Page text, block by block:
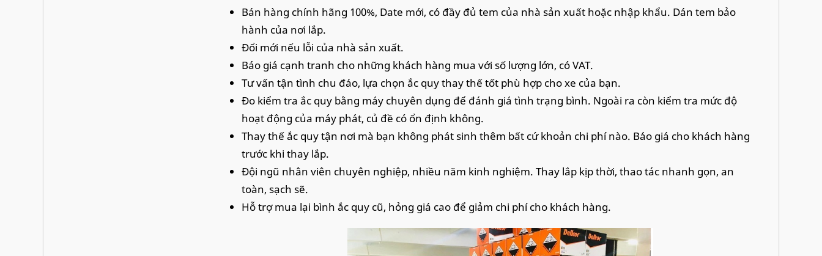
Bán hàng chính hãng 100%, Date mới, có đầy đủ tem của nhà sản xuất hoặc nhập khẩu. Dán tem bảo
hành của nơi lắp.
Đổi mới nếu lỗi của nhà sản xuất.
Báo giá cạnh tranh cho những khách hàng mua với số lượng lớn, có VAT.
Tư vấn tận tình chu đáo, lựa chọn ắc quy thay thế tốt phù hợp cho xe của bạn.
Đo kiểm tra ắc quy bằng máy chuyên dụng để đánh giá tình trạng bình. Ngoài ra còn kiểm tra mức độ
hoạt động của máy phát, củ đề có ổn định không.
Thay thế ắc quy tận nơi mà bạn không phát sinh thêm bất cứ khoản chi phí nào. Báo giá cho khách hàng
trước khi thay lắp.
Đội ngũ nhân viên chuyên nghiệp, nhiều năm kinh nghiệm. Thay lắp kịp thời, thao tác nhanh gọn, an
toàn, sạch sẽ.
Hỗ trợ mua lại bình ắc quy cũ, hỏng giá cao để giảm chi phí cho khách hàng.